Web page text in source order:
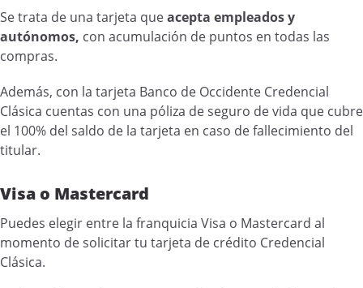
Se trata de una tarjeta queacepta empleados y
autónomos, con acumulación de puntos en todas las
compras.
Además, con la tarjeta Banco de Occidente Credencial
Clásica cuentas con una póliza de seguro de vida que cubre
el 100% del saldo de la tarjeta en caso de fallecimiento del
titular.
Visa o Mastercard
Puedes elegir entre la franquicia Visa o Mastercard al
momento de solicitar tu tarjeta de crédito Credencial
Clásica.